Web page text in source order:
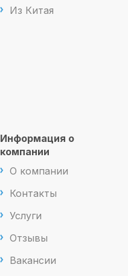
Из Китая
Информация о
компании
О компании
Контакты
Услуги
Отзывы
Вакансии